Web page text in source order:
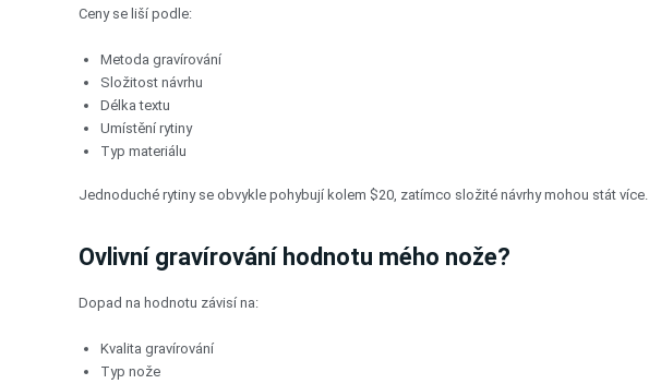
Ceny se liší podle:
Metoda gravírování
Složitost návrhu
Délka textu
Umístění rytiny
Typ materiálu
Jednoduché rytiny se obvykle pohybují kolem $20, zatímco složité návrhy mohou stát více.
Ovlivní gravírování hodnotu mého nože?
Dopad na hodnotu závisí na:
Kvalita gravírování
Typ nože